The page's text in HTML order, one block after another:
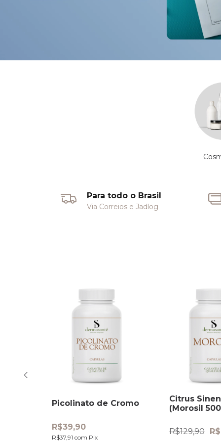
Para todo o Brasil
Via Correios e Jadlog
Picolinato de Cromo
R$39,90
R$37,91 com Pix
Citrus
(Morosil
R$129,90